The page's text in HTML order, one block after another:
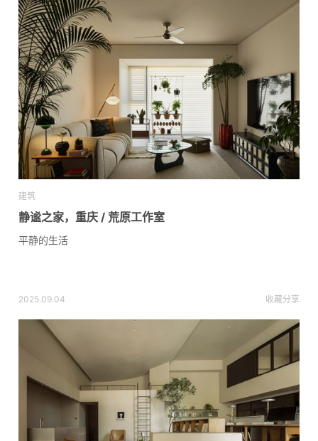
建筑
静谧之家，重庆 / 荒原工作室
平静的生活
2025.09.04 收藏分享